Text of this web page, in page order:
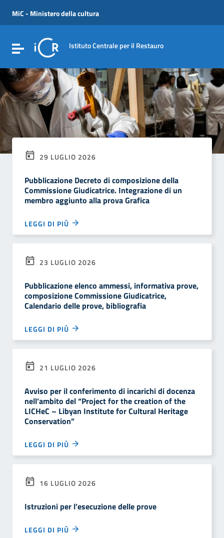
Vai al menu di navigazione
Vai al footer
MiC - Ministero della cultura
Attiva / disattiva la navigazione
Istituto Centrale per il Restauro
29 LUGLIO 2026
Pubblicazione Decreto di composizione della
Commissione Giudicatrice. Integrazione di un
membro aggiunto alla prova Grafica
LEGGI DI PIÙ
23 LUGLIO 2026
Pubblicazione elenco ammessi, informativa prove,
composizione Commissione Giudicatrice,
Calendario delle prove, bibliografia
LEGGI DI PIÙ
21 LUGLIO 2026
Avviso per il conferimento di incarichi di docenza
nell’ambito del “Project for the creation of the
LICHeC – Libyan Institute for Cultural Heritage
Conservation”
LEGGI DI PIÙ
16 LUGLIO 2026
Istruzioni per l’esecuzione delle prove
LEGGI DI PIÙ